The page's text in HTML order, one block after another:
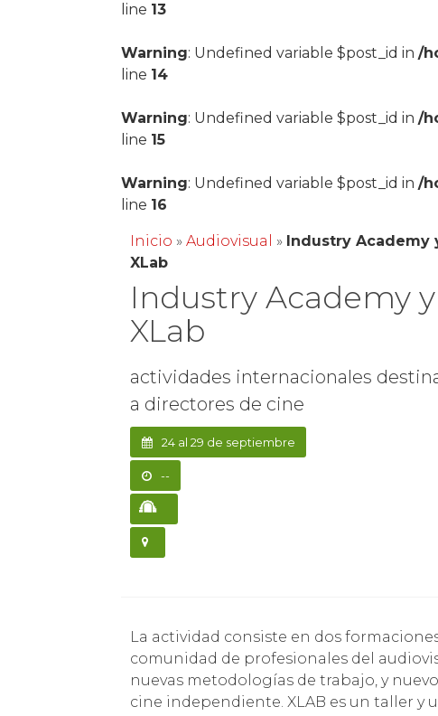
line 13
Warning: Undefined variable $post_id in/
line 14
Warning: Undefined variable $post_id in/
line 15
Warning: Undefined variable $post_id in/
line 16
Inicio »Audiovisual » Industry Academy
XLab
Industry Academy y
XLab
actividades internacionales
a directores de cine
24 al 29 de septiembre
--
La actividad consiste en dos formaciones paralelas (simultáneas) dirigida a la
comunidad de profesionales del
nuevas metodologías de trabajo, y
cine independiente. XLAB es un taller